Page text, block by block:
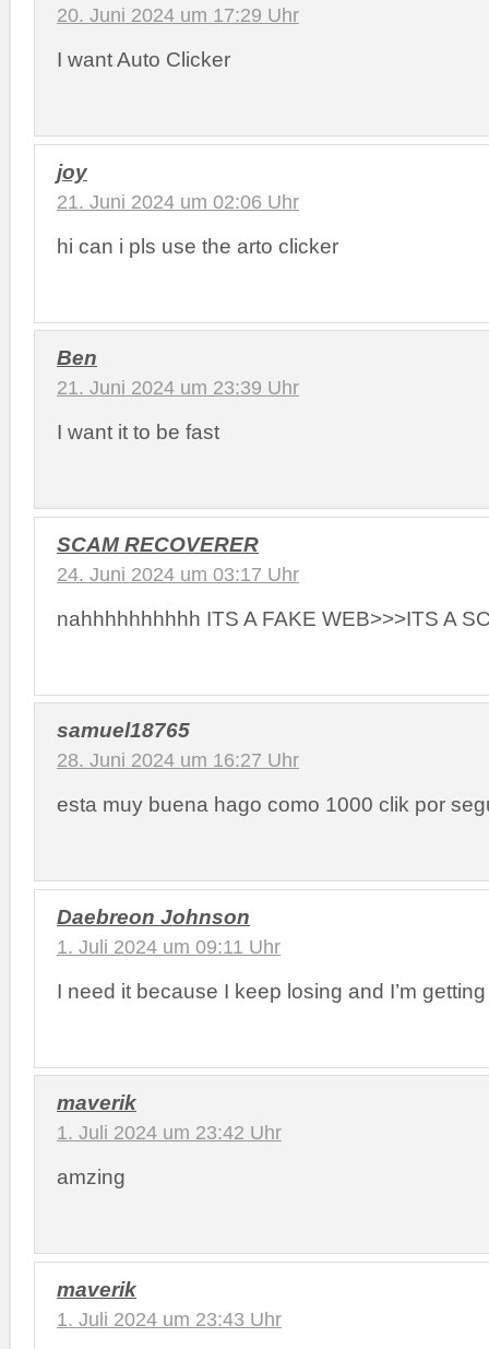
20. Juni 2024 um 17:29 Uhr
I want Auto Clicker
joy
21. Juni 2024 um 02:06 Uhr
hi can i pls use the arto clicker
Ben
21. Juni 2024 um 23:39 Uhr
I want it to be fast
SCAM RECOVERER
24. Juni 2024 um 03:17 Uhr
nahhhhhhhhhh ITS A FAKE WEB>>>ITS A
samuel18765
28. Juni 2024 um 16:27 Uhr
esta muy buena hago como 1000 clik por
Daebreon Johnson
1. Juli 2024 um 09:11 Uhr
I need it because I keep losing and I’m
maverik
1. Juli 2024 um 23:42 Uhr
amzing
maverik
1. Juli 2024 um 23:43 Uhr